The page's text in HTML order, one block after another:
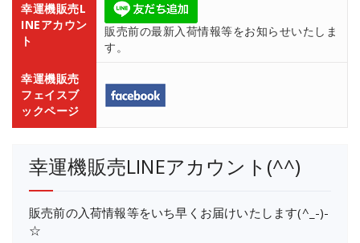
幸運機販売L
INEアカウン
ト
販売前の最新入荷情報等をお知らせいたしま
す。
幸運機販売
フェイスブ
ックページ
幸運機販売LINEアカウント(^^)
販売前の入荷情報等をいち早くお届けいたします(^_-)-
☆